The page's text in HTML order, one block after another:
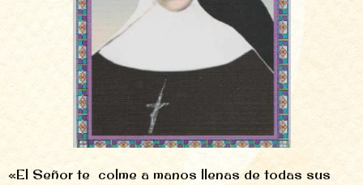
«El Señor te colme a manos llenas de todas sus